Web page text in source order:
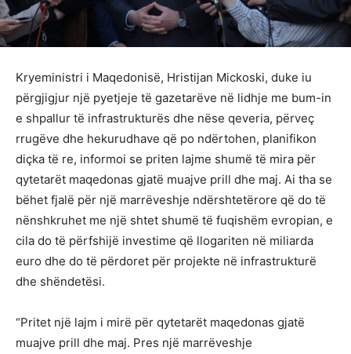
Kryeministri i Maqedonisë, Hristijan Mickoski, duke iu
përgjigjur një pyetjeje të gazetarëve në lidhje me bum-in
e shpallur të infrastrukturës dhe nëse qeveria, përveç
rrugëve dhe hekurudhave që po ndërtohen, planifikon
diçka të re, informoi se priten lajme shumë të mira për
qytetarët maqedonas gjatë muajve prill dhe maj. Ai tha se
bëhet fjalë për një marrëveshje ndërshtetërore që do të
nënshkruhet me një shtet shumë të fuqishëm evropian, e
cila do të përfshijë investime që llogariten në miliarda
euro dhe do të përdoret për projekte në infrastrukturë
dhe shëndetësi.
“Pritet një lajm i mirë për qytetarët maqedonas gjatë
muajve prill dhe maj. Pres një marrëveshje